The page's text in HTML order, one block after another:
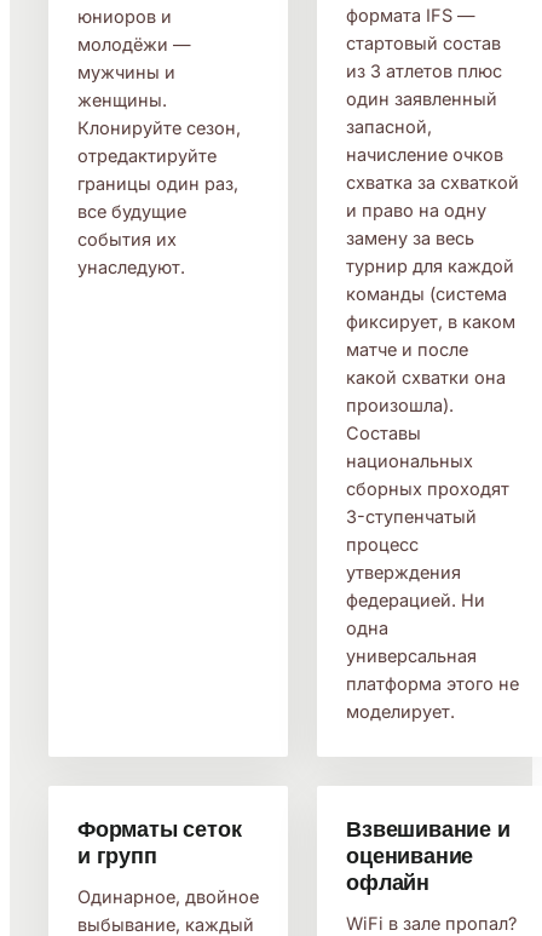
юниоров и
молодёжи —
мужчины и
женщины.
Клонируйте сезон,
отредактируйте
границы один раз,
все будущие
события их
унаследуют.
формата IFS —
стартовый состав
из 3 атлетов плюс
один заявленный
запасной,
начисление очков
схватка за схваткой
и право на одну
замену за весь
турнир для каждой
команды (система
фиксирует, в каком
матче и после
какой схватки она
произошла).
Составы
национальных
сборных проходят
3-ступенчатый
процесс
утверждения
федерацией. Ни
одна
универсальная
платформа этого не
моделирует.
Форматы сеток
и групп
Одинарное, двойное
выбывание, каждый
Взвешивание и
оценивание
офлайн
WiFi в зале пропал?